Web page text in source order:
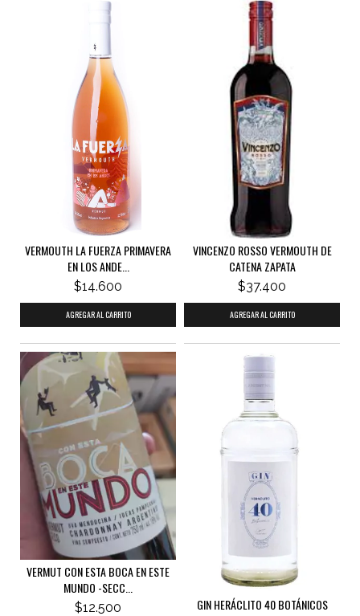
VERMOUTH LA FUERZA PRIMAVERA
EN LOS ANDE...
$14.600
VINCENZO ROSSO VERMOUTH DE
CATENA ZAPATA
$37.400
VERMUT CON ESTA BOCA EN ESTE
MUNDO -SECC...
$12.500 GIN HERÁCLITO 40 BOTÁNICOS